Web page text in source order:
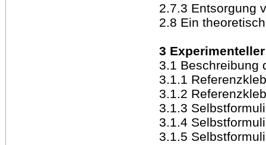
2.7.3 Entsorgung
2.8 Ein
3
3.1 Beschreibung
3.1.1
3.1.2
3.1.3
3.1.4
3.1.5